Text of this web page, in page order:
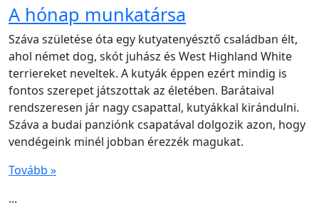
A hónap munkatársa
Száva születése óta egy kutyatenyésztő családban élt,
ahol német dog, skót juhász és West Highland White
terriereket neveltek. A kutyák éppen ezért mindig is
fontos szerepet játszottak az életében. Barátaival
rendszeresen jár nagy csapattal, kutyákkal kirándulni.
Száva a budai panziónk csapatával dolgozik azon, hogy
vendégeink minél jobban érezzék magukat.
Tovább »
...